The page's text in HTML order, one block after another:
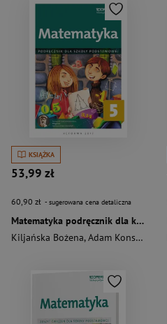
KSIĄŻKA
53,99 zł
60,90 zł - sugerowana cena detaliczna
Matematyka podręcznik dla kalsy 5 szkoły podstawowej
Kiljańska Bożena,Adam Konstantynowicz